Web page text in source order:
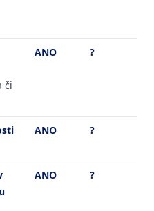
či
ANO ?
ANO ?
ANO ?